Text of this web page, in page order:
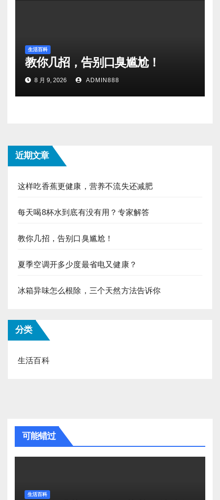
生活百科
教你几招，告别口臭尴尬！
8 月 9, 2026 ADMIN888
近期文章
这样吃香蕉更健康，营养不流失还减肥
每天喝8杯水到底有没有用？专家解答
教你几招，告别口臭尴尬！
夏季空调开多少度最省电又健康？
冰箱异味怎么根除，三个天然方法告诉你
分类
生活百科
可能错过
生活百科